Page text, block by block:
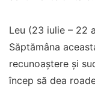
Leu (23 iulie – 22
Săptămâna
recunoaștere și
încep să dea